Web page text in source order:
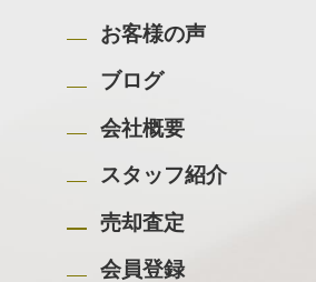
お客様の声
ブログ
会社概要
スタッフ紹介
売却査定
会員登録